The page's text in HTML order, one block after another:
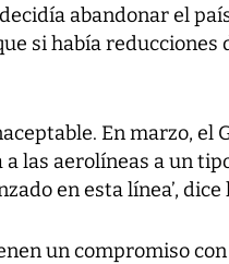
abandonar el
si había reducciones
En marzo,
las aerolíneas a un
en esta línea’,
un compromiso